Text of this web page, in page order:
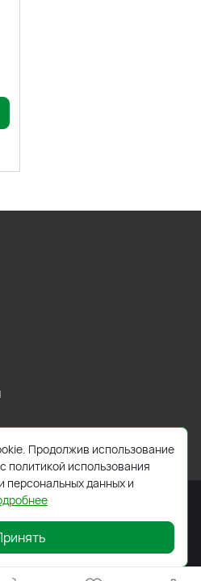
65А
Работает наReadyScript
Продолжив использование
политикой использования
персональных данных и